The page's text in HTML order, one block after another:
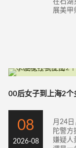
在石湖
展美甲
08
2026-08
今
月24
陀警方
嫌疑人